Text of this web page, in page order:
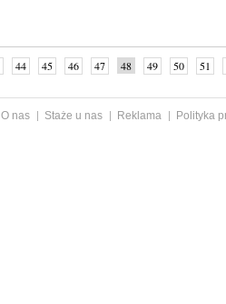
44 45 46 47 48 49 50 51
O nas Staże u nas Reklama
Polityka